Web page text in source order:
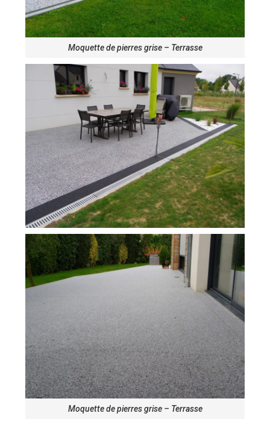
Moquette de pierres grise – Terrasse
Moquette de pierres grise – Terrasse